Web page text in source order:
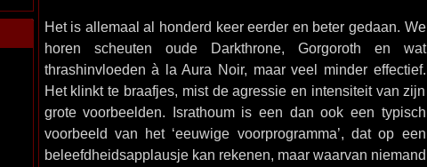
Het is allemaal al honderd keer eerder en beter gedaan. We
horen scheuten oude Darkthrone, Gorgoroth en wat
thrashinvloeden à la Aura Noir, maar veel minder effectief.
Het klinkt te braafjes, mist de agressie en intensiteit van zijn
grote voorbeelden. Israthoum is een dan ook een typisch
voorbeeld van het ‘eeuwige voorprogramma’, dat op een
beleefdheidsapplausje kan rekenen, maar waarvan niemand